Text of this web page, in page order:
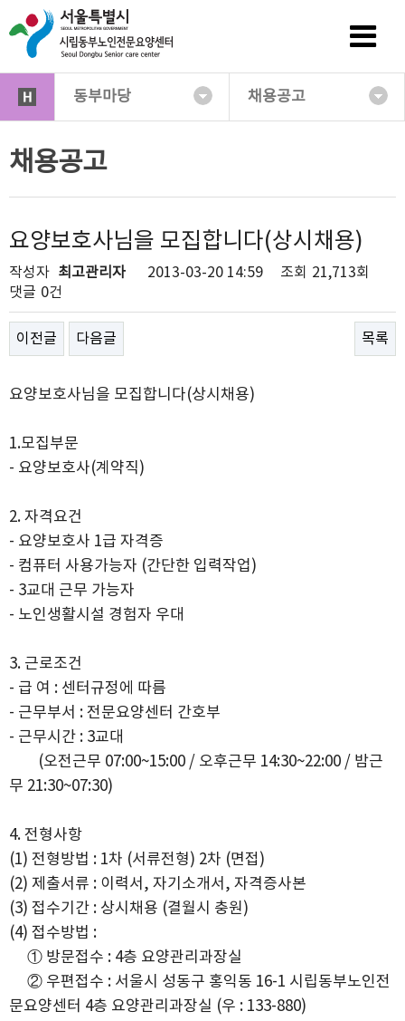
동부마당 채용공고
채용공고
요양보호사님을 모집합니다(상시채용)
작성자 최고관리자 2013-03-20 14:59 조회 21,713회
댓글 0건
이전글 다음글 목록
요양보호사님을 모집합니다(상시채용)
1.모집부문
- 요양보호사(계약직)
2. 자격요건
- 요양보호사 1급 자격증
- 컴퓨터 사용가능자 (간단한 입력작업)
- 3교대 근무 가능자
- 노인생활시설 경험자 우대
3. 근로조건
- 급 여 : 센터규정에 따름
- 근무부서 : 전문요양센터 간호부
- 근무시간 : 3교대
(오전근무 07:00~15:00 / 오후근무 14:30~22:00 / 밤근
무 21:30~07:30)
4. 전형사항
(1) 전형방법 : 1차 (서류전형) 2차 (면접)
(2) 제출서류 : 이력서, 자기소개서, 자격증사본
(3) 접수기간 : 상시채용 (결월시 충원)
(4) 접수방법 :
① 방문접수 : 4층 요양관리과장실
② 우편접수 : 서울시 성동구 홍익동 16-1 시립동부노인전
문요양센터 4층 요양관리과장실 (우 : 133-880)